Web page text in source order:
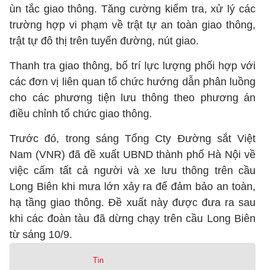
ùn tắc giao thông. Tăng cường kiểm tra, xử lý các
trường hợp vi phạm về trật tự an toàn giao thông,
trật tự đô thị trên tuyến đường, nút giao.
Thanh tra giao thông, bố trí lực lượng phối hợp với
các đơn vị liên quan tổ chức hướng dẫn phân luồng
cho các phương tiện lưu thông theo phương án
điều chỉnh tổ chức giao thông.
Trước đó, trong sáng Tổng Cty Đường sắt Việt
Nam (VNR) đã đề xuất UBND thành phố Hà Nội về
việc cấm tất cả người và xe lưu thông trên cầu
Long Biên khi mưa lớn xảy ra để đảm bảo an toàn,
hạ tầng giao thông. Đề xuất này được đưa ra sau
khi các đoàn tàu đã dừng chạy trên cầu Long Biên
từ sáng 10/9.
Tin